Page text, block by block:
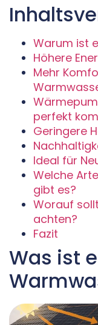
Warum ist
Höhere
Mehr
perfekt
Geringere
Ideal für
Welche
gibt es?
Worauf
achten?
Fazit
Was ist